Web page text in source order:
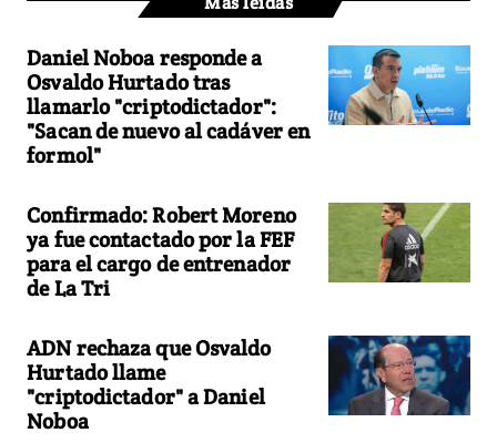
Daniel Noboa responde a
Osvaldo Hurtado tras
llamarlo "criptodictador":
"Sacan de nuevo al cadáver en
formol"
Confirmado: Robert Moreno
ya fue contactado por la FEF
para el cargo de entrenador
de La Tri
ADN rechaza que Osvaldo
Hurtado llame
"criptodictador" a Daniel
Noboa